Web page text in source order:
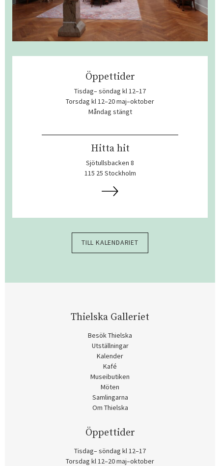
Öppettider
Tisdag– söndag kl 12–17
Torsdag kl 12–20 maj–oktober
Måndag stängt
Hitta hit
Sjötullsbacken 8
115 25 Stockholm
TILL KALENDARIET
Thielska Galleriet
Besök Thielska
Utställningar
Kalender
Kafé
Museibutiken
Möten
Samlingarna
Om Thielska
Öppettider
Tisdag– söndag kl 12–17
Torsdag kl 12–20 maj–oktober